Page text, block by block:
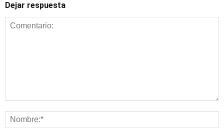
Alimentación y
nutrición
Dejar respuesta